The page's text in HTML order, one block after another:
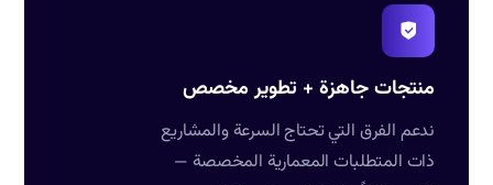
منتجات جاهزة + تطوير مخصص
ندعم الفرق التي تحتاج السرعة والمشاريع
ذات المتطلبات المعمارية المخصصة —